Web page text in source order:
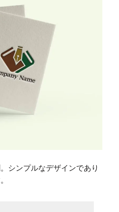
シンプルなデザインであり